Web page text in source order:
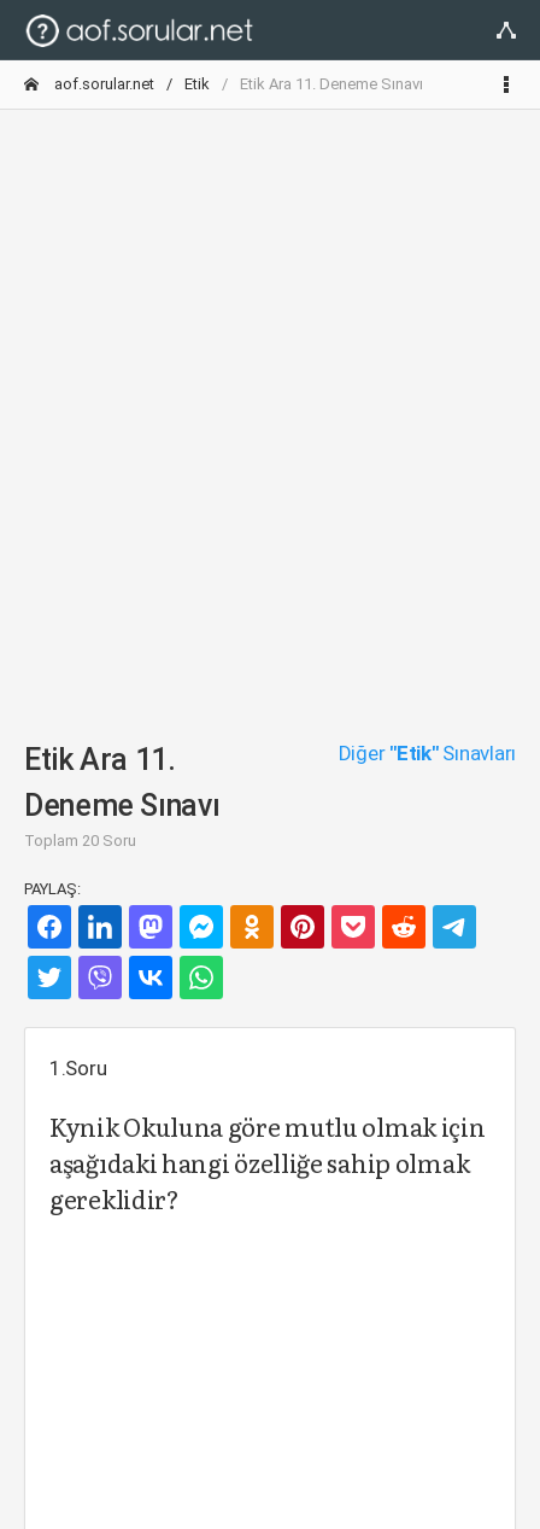
aof.sorular.net Etik Etik Ara 11. Deneme Sınavı
Etik Ara 11.
Deneme Sınavı
Toplam 20 Soru
Diğer "Etik"Sınavları
PAYLAŞ:
1.Soru
Kynik Okuluna göre mutlu olmak için
aşağıdaki hangi özelliğe sahip olmak
gereklidir?